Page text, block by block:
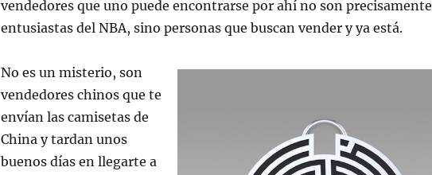
vendedores que uno puede encontrarse por ahí no son precisamente
entusiastas del NBA, sino personas que buscan vender y ya está.
No es un misterio, son
vendedores chinos que te
envían las camisetas de
China y tardan unos
buenos días en llegarte a